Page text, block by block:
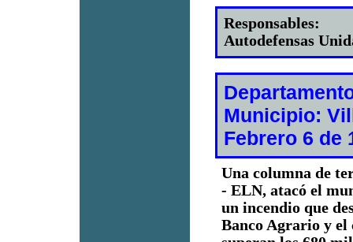
Responsables:
Autodefensas
Municipio:
Febrero 6 de
Una columna de
- ELN, atacó el
un incendio que
Banco Agrario y el